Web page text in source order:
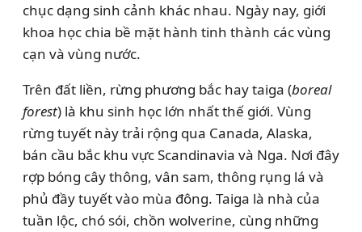
chục dạng sinh cảnh khác nhau. Ngày nay, giới
khoa học chia bề mặt hành tinh thành các vùng
cạn và vùng nước.
Trên đất liền, rừng phương bắc hay taiga (boreal
forest) là khu sinh học lớn nhất thế giới. Vùng
rừng tuyết này trải rộng qua Canada, Alaska,
bán cầu bắc khu vực Scandinavia và Nga. Nơi đây
rợp bóng cây thông, vân sam, thông rụng lá và
phủ đầy tuyết vào mùa đông. Taiga là nhà của
tuần lộc, chó sói, chồn wolverine, cùng những